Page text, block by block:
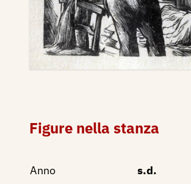
Figure nella stanza
Anno
s.d.